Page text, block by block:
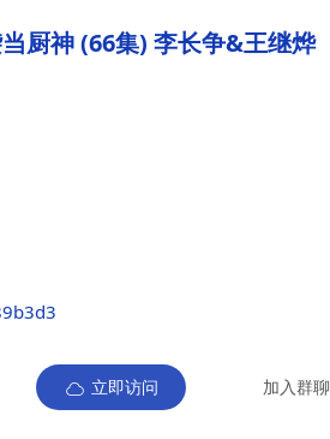
厨神 (66集) 李长争&王继烨
立即访问 加入群聊